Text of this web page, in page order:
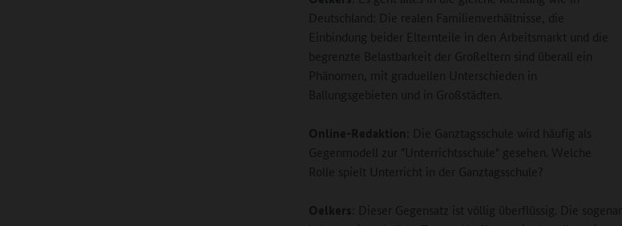
Deutschland: Die realen Familienverhältnisse, die
Einbindung beider Elternteile in den Arbeitsmarkt und die
begrenzte Belastbarkeit der Großeltern sind überall ein
Phänomen, mit graduellen Unterschieden in
Ballungsgebieten und in Großstädten.
Online-Redaktion : Die Ganztagsschule wird häufig als
Gegenmodell zur "Unterrichtsschule" gesehen. Welche
Rolle spielt Unterricht in der Ganztagsschule?
Oelkers : Dieser Gegensatz ist völlig überflüssig. Die